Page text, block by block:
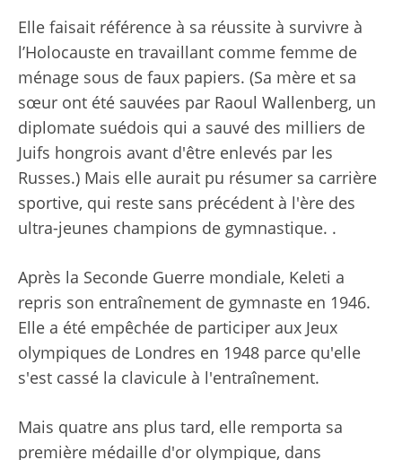
Elle faisait référence à sa réussite à survivre à
l’Holocauste en travaillant comme femme de
ménage sous de faux papiers. (Sa mère et sa
sœur ont été sauvées par Raoul Wallenberg, un
diplomate suédois qui a sauvé des milliers de
Juifs hongrois avant d'être enlevés par les
Russes.) Mais elle aurait pu résumer sa carrière
sportive, qui reste sans précédent à l'ère des
ultra-jeunes champions de gymnastique. .
Après la Seconde Guerre mondiale, Keleti a
repris son entraînement de gymnaste en 1946.
Elle a été empêchée de participer aux Jeux
olympiques de Londres en 1948 parce qu'elle
s'est cassé la clavicule à l'entraînement.
Mais quatre ans plus tard, elle remporta sa
première médaille d'or olympique, dans